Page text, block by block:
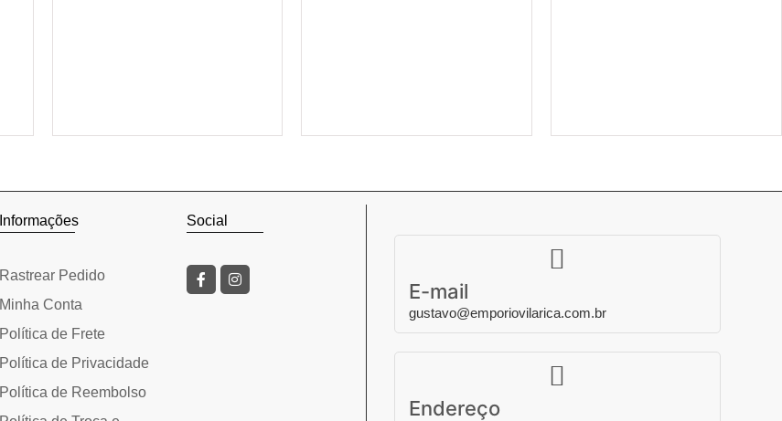
Informações
Rastrear Pedido
Minha Conta
Política de Frete
Política de Privacidade
Política de Reembolso
Social
E-mail
gustavo@emporiovilarica.com.br
Endereço